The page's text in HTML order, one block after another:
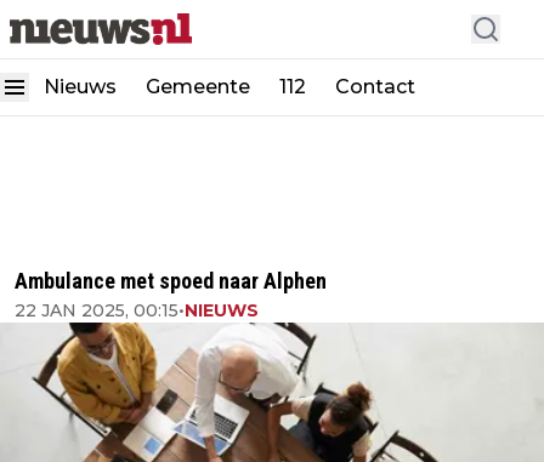
Nieuws Gemeente 112 Contact
Ambulance met spoed naar Alphen
22 JAN 2025, 00:15•NIEUWS